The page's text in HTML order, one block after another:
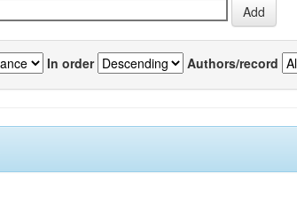
In order Authors/record